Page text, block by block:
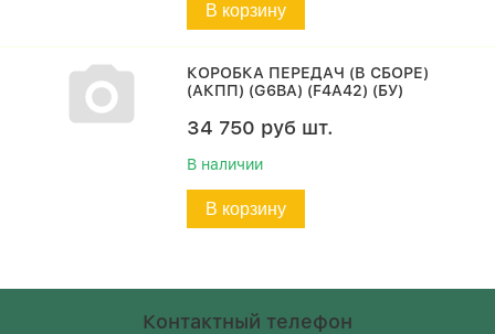
В корзину
КОРОБКА ПЕРЕДАЧ (В СБОРЕ)
(АКПП) (G6BA) (F4A42) (БУ)
34 750 руб шт.
В наличии
В корзину
Контактный телефон